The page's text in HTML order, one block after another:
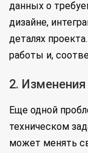
данных о
дизайне,
деталях
работы и,
2.
Еще одной
техническом
может менять